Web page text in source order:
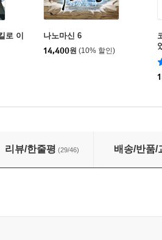
로 이
나노마신 6
14,400원 (10% 할인)
리뷰/한줄평 (29/46) 배송/반품/